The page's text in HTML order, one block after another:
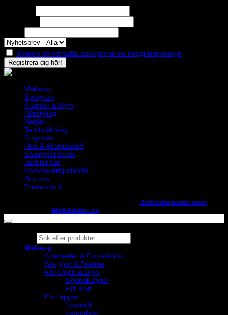
Genom att fortsätta accepterar du integritetspolicyn
Makeup
Spraytan
Fransar & Bryn
Hårstyling
Naglar
Tandblekning
Smycken
Hud & Kroppsvård
Salongstillbehör
Just for fun
Sommarerbjudande
Om oss
Presentkort
Zolexdomains.com
WebAdmin.se
Products
search
Makeup
Concealer & Foundation
Skuggor & Paletter
För Ögon & Bryn
Ögonskuggor
För bryn
För läppar
Läppstift
Läppglans